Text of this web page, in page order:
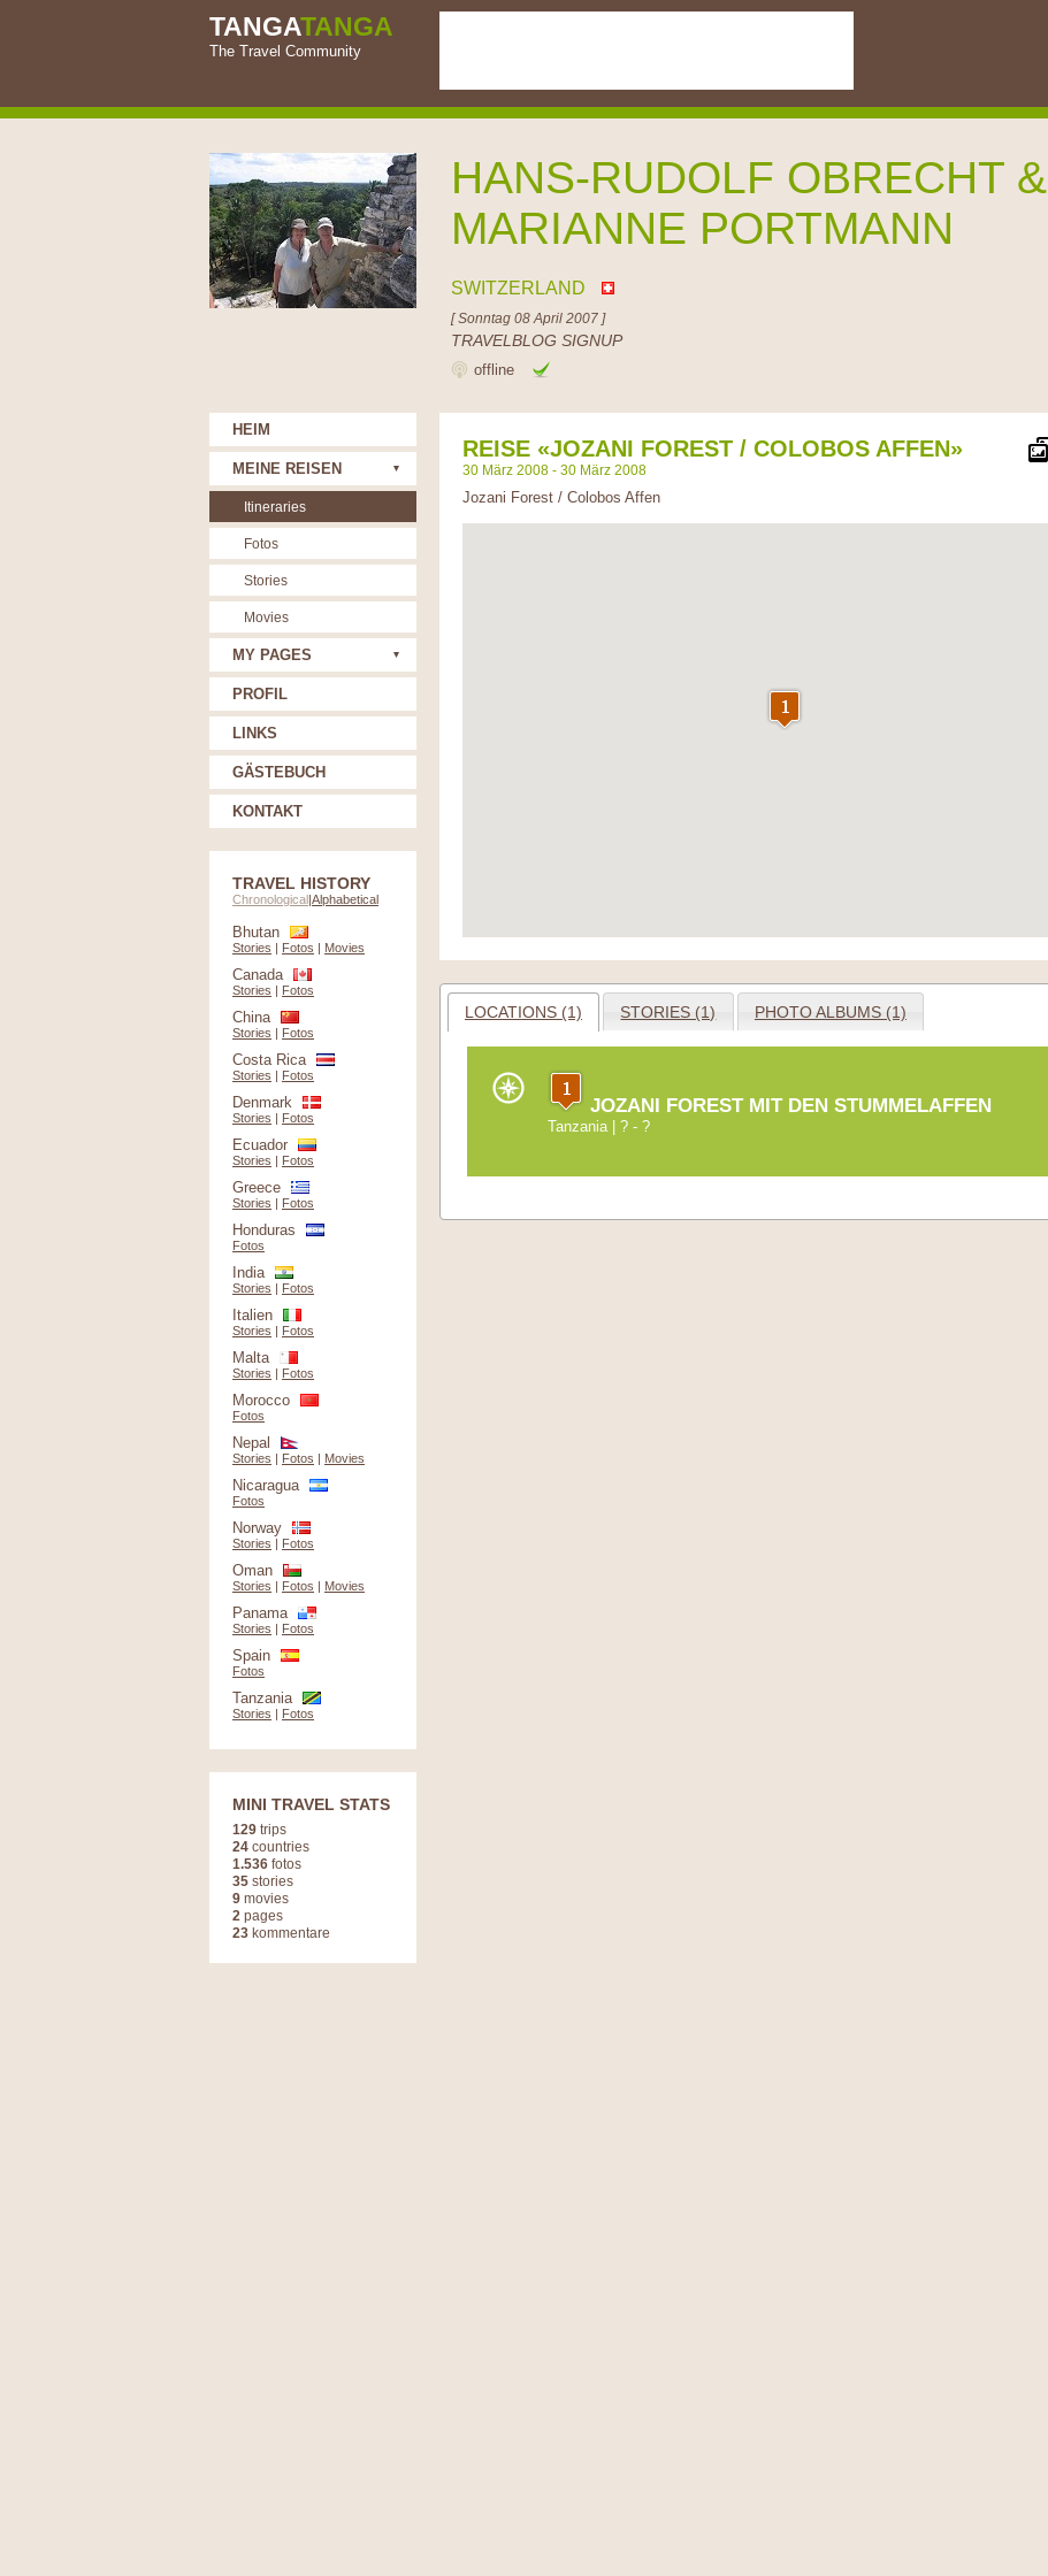
TANGATANGA
The Travel Community
HANS-RUDOLF OBRECHT &
MARIANNE PORTMANN
SWITZERLAND
[ Sonntag 08 April 2007 ]
TRAVELBLOG SIGNUP
offline
REISE «JOZANI FOREST / COLOBOS AFFEN»
30 März 2008 - 30 März 2008
Jozani Forest / Colobos Affen
LOCATIONS (1) STORIES (1) PHOTO ALBUMS (1)
JOZANI FOREST MIT DEN STUMMELAFFEN
Tanzania| ? - ?
HEIM
MEINE REISEN
Itineraries
Fotos
Stories
Movies
MY PAGES
PROFIL
LINKS
GÄSTEBUCH
KONTAKT
TRAVEL HISTORY
Chronological|Alphabetical
Bhutan
Stories | Fotos | Movies
Canada
Stories | Fotos
China
Stories | Fotos
Costa Rica
Stories | Fotos
Denmark
Stories | Fotos
Ecuador
Stories | Fotos
Greece
Stories | Fotos
Honduras
Fotos
India
Stories | Fotos
Italien
Stories | Fotos
Malta
Stories | Fotos
Morocco
Fotos
Nepal
Stories | Fotos | Movies
Nicaragua
Fotos
Norway
Stories | Fotos
Oman
Stories | Fotos | Movies
Panama
Stories | Fotos
Spain
Fotos
Tanzania
Stories | Fotos
MINI TRAVEL STATS
129 trips
24 countries
1.536 fotos
35 stories
9 movies
2 pages
23 kommentare